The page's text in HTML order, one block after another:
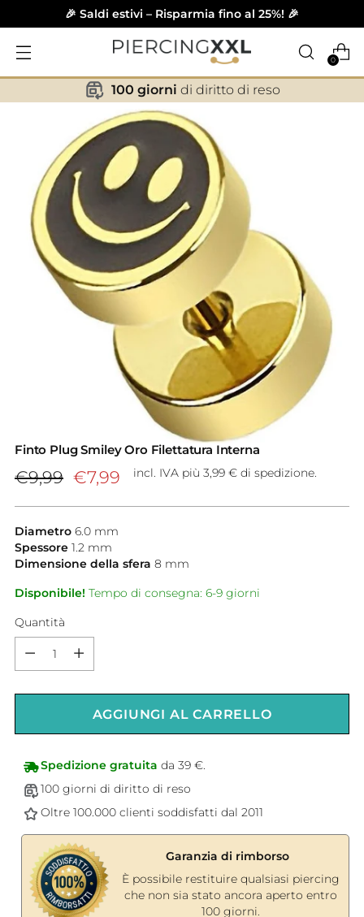
🎉 Saldi estivi – Risparmia fino al 25%! 🎉
0
✕
100 giorni di diritto di reso
Finto Plug Smiley Oro Filettatura Interna
Prezzo
listino
€9,99 €7,99 incl. IVA più 3,99 € di spedizione.
Diametro 6.0 mm
Spessore 1.2 mm
Dimensione della sfera 8 mm
Disponibile! Tempo di consegna: 6-9 giorni
Quantità
AGGIUNGI AL CARRELLO
Spedizione gratuita da 39 €.
100 giorni di diritto di reso
Oltre 100.000 clienti soddisfatti dal 2011
Garanzia di rimborso
È possibile restituire qualsiasi piercing
che non sia stato ancora aperto entro
100 giorni.